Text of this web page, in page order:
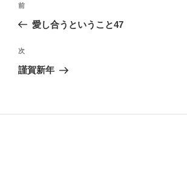
ビ
ゲ
前
の
稿
前
愛し合うということ47
次
の
次
謹賀新年